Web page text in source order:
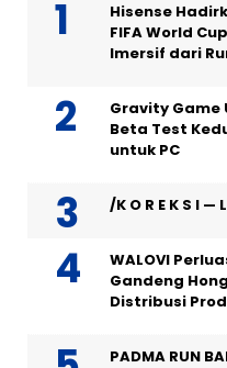
Hisense
FIFA World
Imersif dari
Gravity Game
Beta Test
untuk PC
/K O R E K S I
WALOVI
Gandeng
Distribusi
PADMA RUN